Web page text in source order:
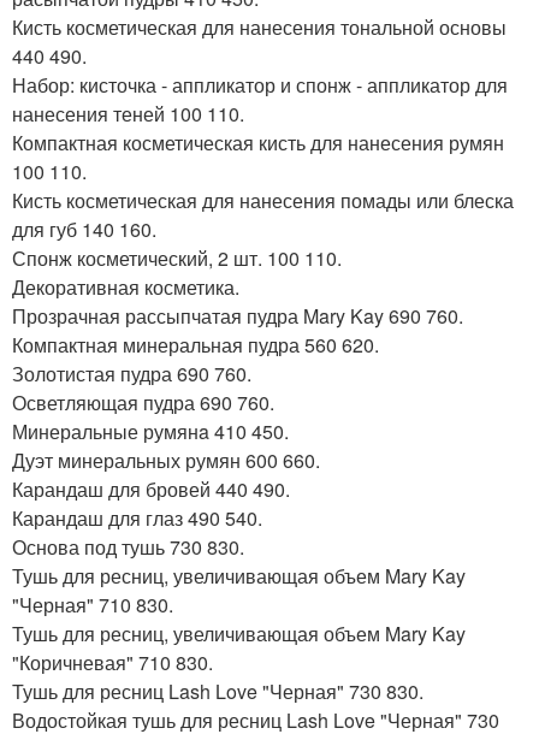
Кисть косметическая для нанесения тональной основы
440 490.
Набор: кисточка - аппликатор и спонж - аппликатор для
нанесения теней 100 110.
Компактная косметическая кисть для нанесения румян
100 110.
Кисть косметическая для нанесения помады или блеска
для губ 140 160.
Спонж косметический, 2 шт. 100 110.
Декоративная косметика.
Прозрачная рассыпчатая пудра Mary Kay 690 760.
Компактная минеральная пудра 560 620.
Золотистая пудра 690 760.
Осветляющая пудра 690 760.
Минеральные румянa 410 450.
Дуэт минеральных румян 600 660.
Карандаш для бровей 440 490.
Карандаш для глаз 490 540.
Основа под тушь 730 830.
Тушь для ресниц, увеличивающая объем Mary Kay
"Черная" 710 830.
Тушь для ресниц, увеличивающая объем Mary Kay
"Коричневая" 710 830.
Тушь для ресниц Lash Love "Черная" 730 830.
Водостойкая тушь для ресниц Lash Love "Черная" 730